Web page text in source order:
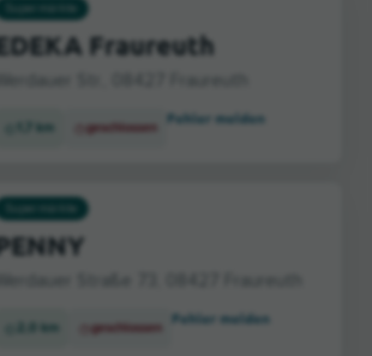
Fraureuth
1,7 km geschlossen
Fehler melden
2,0 km geschlossen
Fehler melden